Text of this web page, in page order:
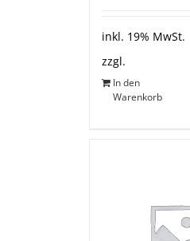
inkl. 19% MwSt.
zzgl.
In den
Warenkorb